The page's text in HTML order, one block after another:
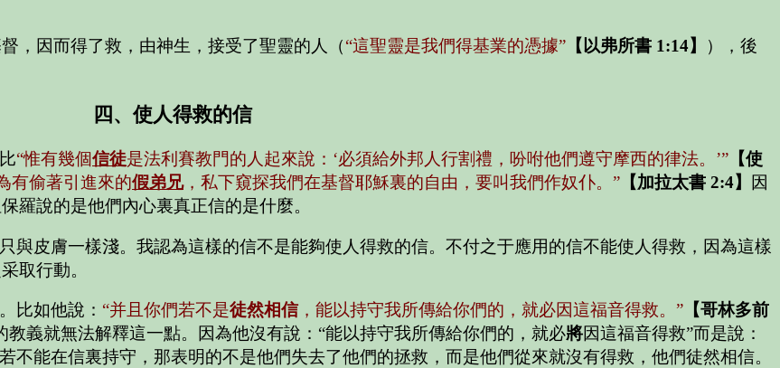
，因而得了救，由神生，接受了聖靈的人（“這聖靈是我們得基業的憑據” 【以弗所書 1:14】
），後
四、使人得救的信
“惟有幾個信徒是法利賽教門的人起來說：‘必須給外邦人行割禮，吩咐他們遵守摩西的律法。’” 【使
有偷著引進來的假弟兄，私下窺探我們在基督耶穌裏的自由，要叫我們作奴仆。” 【加拉太書 2:4】
因
羅說的是他們內心裏真正信的是什麼。
與皮膚一樣淺。我認為這樣的信不是能夠使人得救的信。不付之于應用的信不能使人得救，因為這樣
取行動。
比如他說： “并且你們若不是徒然相信，能以持守我所傳給你們的，就必因這福音得救。” 【哥林多前
義就無法解釋這一點。因為他沒有說： “能以持守我所傳給你們的，就必將因這福音得救”而是說：
不能在信裏持守，那表明的不是他們失去了他們的拯救，而是他們從來就沒有得救，他們徒然相信。